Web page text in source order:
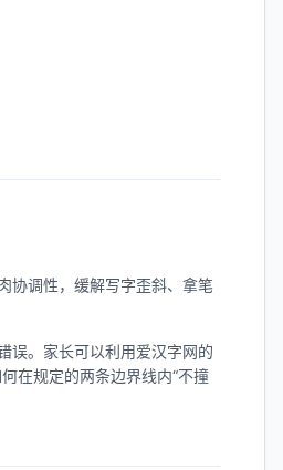
协调性，缓解写字歪斜、拿笔
误。家长可以利用爱汉字网的
在规定的两条边界线内“不撞